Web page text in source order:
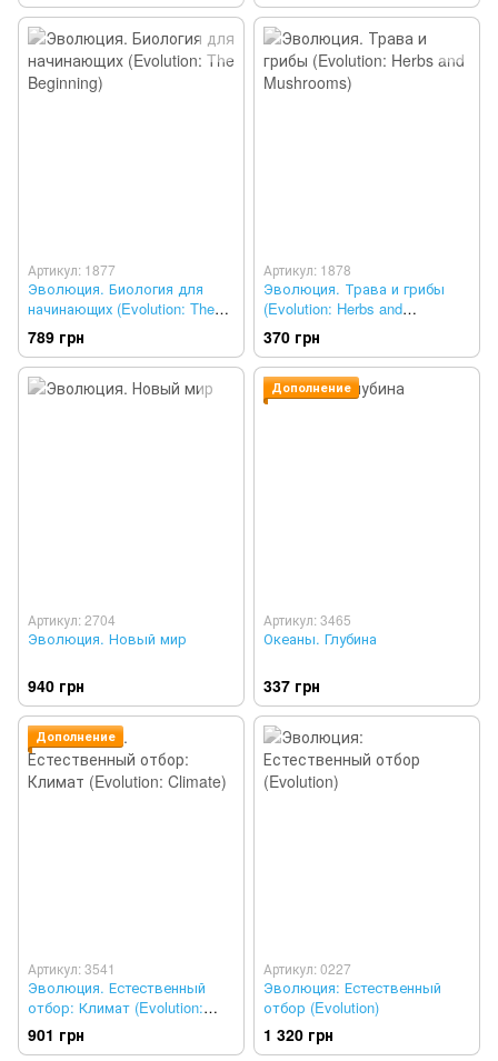
Артикул: 1877
Эволюция. Биология для
начинающих (Evolution: The
Beginning)
789 грн
Артикул: 1878
Эволюция. Трава и грибы
(Evolution: Herbs and
Mushrooms)
370 грн
Артикул: 2704
Эволюция. Новый мир
940 грн
Дополнение
Артикул: 3465
Океаны. Глубина
337 грн
Дополнение
Артикул: 3541
Эволюция. Естественный
отбор: Климат (Evolution:
Climate)
901 грн
Артикул: 0227
Эволюция: Естественный
отбор (Evolution)
1 320 грн